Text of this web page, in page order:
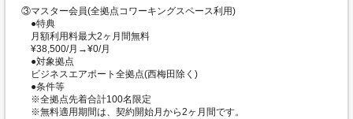
③マスター会員(全拠点コワーキングスペース利用)
●特典
月額利用料最大2ヶ月間無料
¥38,500/月→¥0/月
●対象拠点
ビジネスエアポート全拠点(西梅田除く)
●条件等
※全拠点先着合計100名限定
※無料適用期間は、契約開始月から2ヶ月間です。